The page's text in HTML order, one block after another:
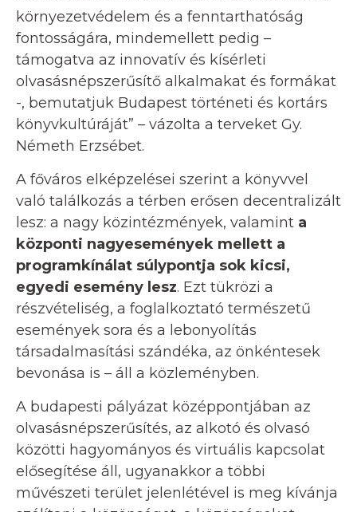
környezetvédelem és a fenntarthatóság
fontosságára, mindemellett pedig –
támogatva az innovatív és kísérleti
olvasásnépszerűsítő alkalmakat és formákat
-, bemutatjuk Budapest történeti és kortárs
könyvkultúráját” – vázolta a terveket Gy.
Németh Erzsébet.
A főváros elképzelései szerint a könyvvel
való találkozás a térben erősen decentralizált
lesz: a nagy közintézmények, valamint a
központi nagyesemények mellett a
programkínálat súlypontja sok kicsi,
egyedi esemény lesz. Ezt tükrözi a
részvételiség, a foglalkoztató természetű
események sora és a lebonyolítás
társadalmasítási szándéka, az önkéntesek
bevonása is – áll a közleményben.
A budapesti pályázat középpontjában az
olvasásnépszerűsítés, az alkotó és olvasó
közötti hagyományos és virtuális kapcsolat
elősegítése áll, ugyanakkor a többi
művészeti terület jelenlétével is meg kívánja